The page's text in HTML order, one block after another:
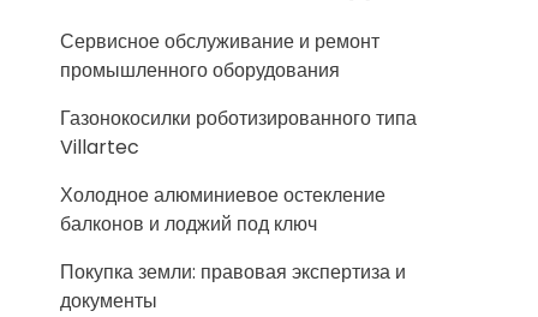
Сервисное обслуживание и ремонт
промышленного оборудования
Газонокосилки роботизированного типа
Villartec
Холодное алюминиевое остекление
балконов и лоджий под ключ
Покупка земли: правовая экспертиза и
документы